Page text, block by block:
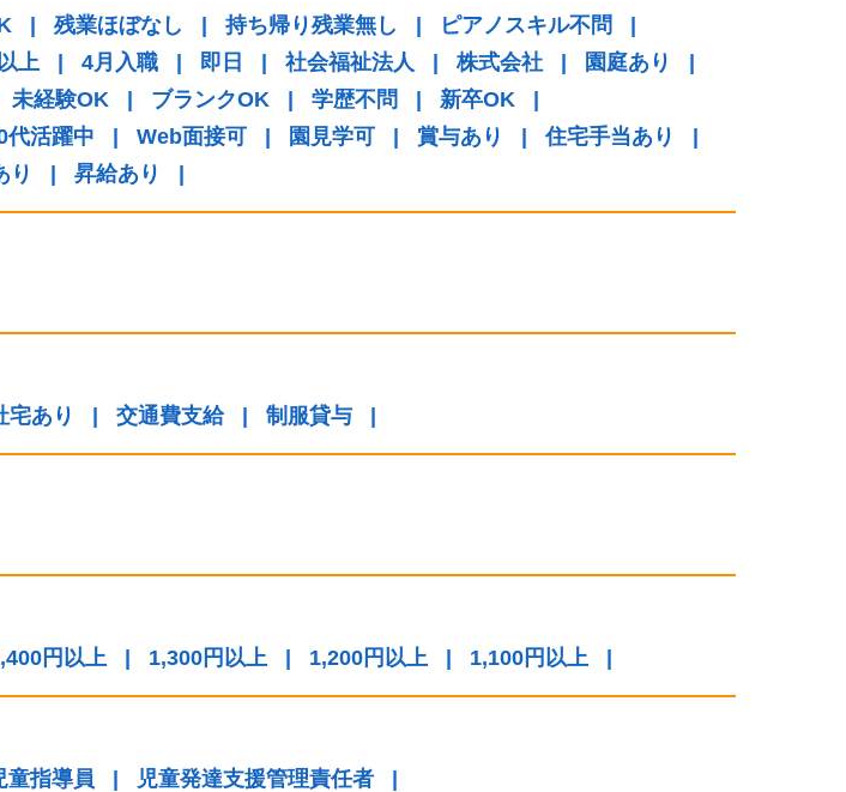
| 残業ほぼなし | 持ち帰り残業無し | ピアノスキル不問
|
上 | 4月入職 | 即日 | 社会福祉法人 | 株式会社 | 園庭あり
|
未経験OK | ブランクOK | 学歴不問 | 新卒OK
|
代活躍中 | Web面接可 | 園見学可 | 賞与あり | 住宅手当あり
|
り | 昇給あり |
宅あり | 交通費支給 | 制服貸与 |
円以上 | 1,300円以上 | 1,200円以上 | 1,100円以上 |
童指導員 | 児童発達支援管理責任者 |